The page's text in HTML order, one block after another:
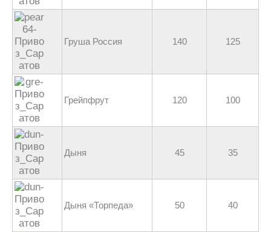
Груша Россия 140 125
Грейпфрут 120 100
Дыня 45 35
Дыня «Торпеда» 50 40